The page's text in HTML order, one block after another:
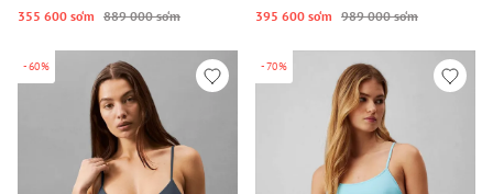
355 600 so‘m 889 000 so‘m 395 600 so‘m 989 000 so‘m
-60% -70%